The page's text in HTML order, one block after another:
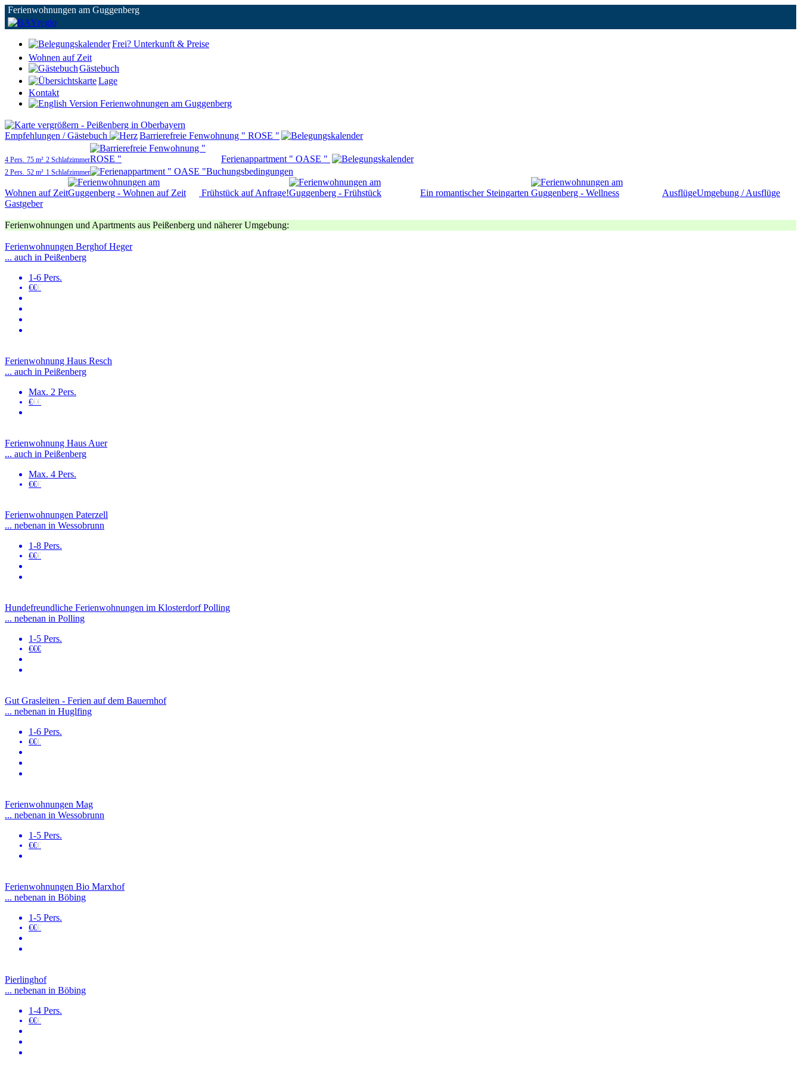
Ferienwohnungen am Guggenberg
Frei? Unterkunft & Preise
Wohnen auf Zeit
Gästebuch
Lage
Kontakt
Empfehlungen / Gästebuch Barrierefreie Fenwohnung " ROSE "
4 Pers. 75 m² 2 Schlafzimmer Ferienappartment " OASE "
2 Pers. 52 m² 1 Schlafzimmer Buchungsbedingungen
Wohnen auf Zeit Frühstück auf Anfrage! Ein romantischer Steingarten AusflügeUmgebung / Ausflüge
Gastgeber
Ferienwohnungen und Apartments aus Peißenberg und näherer Umgebung:
Ferienwohnungen Berghof Heger
... auch in Peißenberg
1-6 Pers.
€€€
Ferienwohnung Haus Resch
... auch in Peißenberg
Max. 2 Pers.
€€€
Ferienwohnung Haus Auer
... auch in Peißenberg
Max. 4 Pers.
€€€
Ferienwohnungen Paterzell
... nebenan in Wessobrunn
1-8 Pers.
€€€
Hundefreundliche Ferienwohnungen im Klosterdorf Polling
... nebenan in Polling
1-5 Pers.
€€€
Gut Grasleiten - Ferien auf dem Bauernhof
... nebenan in Huglfing
1-6 Pers.
€€€
Ferienwohnungen Mag
... nebenan in Wessobrunn
1-5 Pers.
€€€
Ferienwohnungen Bio Marxhof
... nebenan in Böbing
1-5 Pers.
€€€
Pierlinghof
... nebenan in Böbing
1-4 Pers.
€€€